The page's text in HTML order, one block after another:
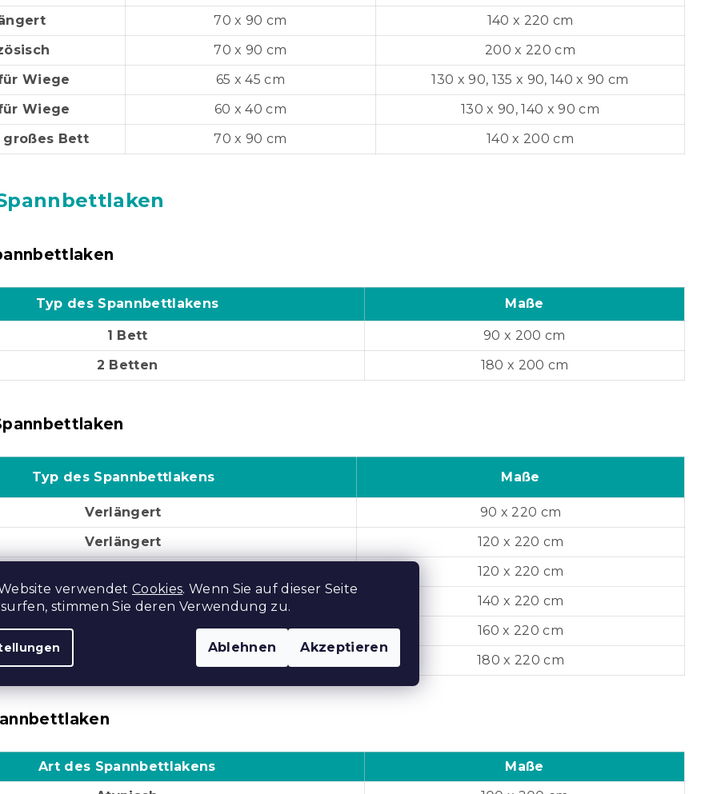
verwendet Cookies. Wenn Sie auf dieser Seite
stimmen Sie deren Verwendung zu.
Ablehnen Akzeptieren
70 x 90 cm
140 x 220 cm
70 x 90 cm
200 x 220 cm
Wiege
65 x 45 cm
130 x 90, 135 x 90, 140 x 90 cm
Wiege
60 x 40 cm
130 x 90, 140 x 90 cm
großes Bett
70 x 90 cm 140 x 200 cm
Typ des Spannbettlakens Maße
1 Bett
90 x 200 cm
2 Betten
180 x 200 cm
Typ des Spannbettlakens Maße
Verlängert
90 x 220 cm
Verlängert
120 x 220 cm
120 x 220 cm
Verlängert
140 x 220 cm
160 x 220 cm
180 x 220 cm
Art des Spannbettlakens
Maße